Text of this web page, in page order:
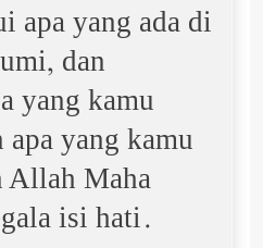
apa yang ada di
dan
yang kamu
yang kamu
Maha
isi hati.